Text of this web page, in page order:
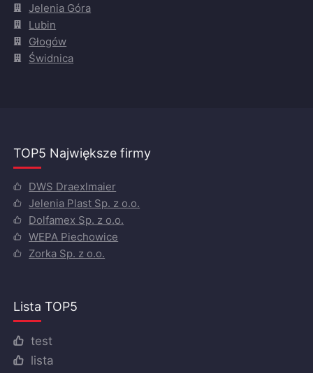
Jelenia Góra
Lubin
Głogów
Świdnica
TOP5 Największe firmy
DWS Draexlmaier
Jelenia Plast Sp. z o.o.
Dolfamex Sp. z o.o.
WEPA Piechowice
Zorka Sp. z o.o.
Lista TOP5
test
lista